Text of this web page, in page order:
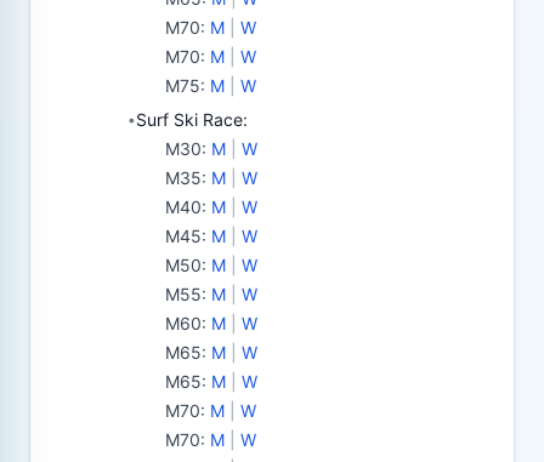
M70: M
W
M70: M
W
M75: M W
•Surf Ski Race:
M30: M
W
M35: M
W
M40: M
W
M45: M
W
M50: M
W
M55: M
W
M60: M
W
M65: M
W
M65: M
W
M70: M
W
M70: M
W